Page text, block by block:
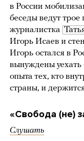
в России
беседы ведут трое
журналистка
Игорь Исаев и
Игорь остался в
вынуждены
опыта тех, кто
страны, и
«Свобода (не)
Слушать